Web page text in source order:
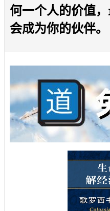
何一个人的价值
会成为你的伙伴。